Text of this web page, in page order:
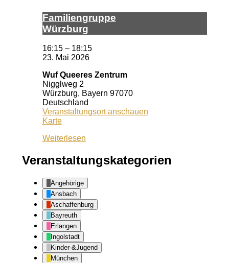
Fa­mi­li­en­grup­pe
Würz­burg
16:15 – 18:15
23. Mai 2026
Wuf Queeres Zentrum
Nigglweg 2
Würzburg, Bayern 97070
Deutschland
Veranstaltungsort anschauen
KarteWuf
Zentrum
Weiterlesen
Veranstaltungskategorien
Angehörige
Ansbach
Aschaffenburg
Bayreuth
Erlangen
Ingolstadt
Kinder-&Jugend
München